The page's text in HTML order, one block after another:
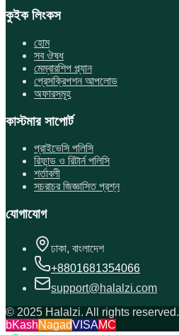
কুইক লিংকস
হোম
সব ঔষধ
মেম্বারশিপ প্ল্যান
প্রেসক্রিপশন আপলোড
অফারসমূহ
কাস্টমার সাপোর্ট
প্রাইভেসি পলিসি
রিফান্ড ও রিটার্ন পলিসি
শর্তাবলী
সচরাচর জিজ্ঞাসিত প্রশ্ন
যোগাযোগ
ঢাকা, বাংলাদেশ
+8801681354066
support@halalzi.com
© 2025 Halalzi. All rights reserved.
bKashNagadVISAMC